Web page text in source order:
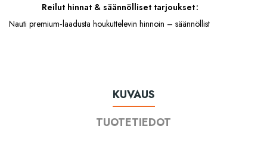
Reilut hinnat & säännölliset tarjoukset
Nauti premium‑laadusta houkuttelevin hinnoin – säännöllist
KUVAUS
TUOTETIEDOT